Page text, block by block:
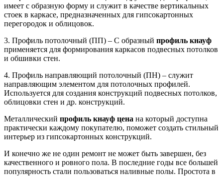
имеет с образную форму и служит в качестве вертикальных
стоек в каркасе, предназначенных для гипсокартонных
перегородок и облицовок.
3. Профиль потолочный (ПП) – С образный профиль кнауф
применяется для формирования каркасов подвесных потолков
и обшивки стен.
4. Профиль направляющий потолочный (ПН) – служит
направляющим элементом для потолочных профилей.
Используется для создания конструкций подвесных потолков,
облицовки стен и др. конструкций.
Металлический профиль кнауф цена на который доступна
практически каждому покупателю, поможет создать стильный
интерьер из гипсокартонных конструкций.
И конечно же не один ремонт не может быть завершен, без
качественного и ровного пола. В последние годы все большей
популярность стали пользоваться наливные полы. Простота в